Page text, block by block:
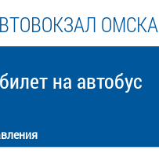
ОМСКА
на автобус